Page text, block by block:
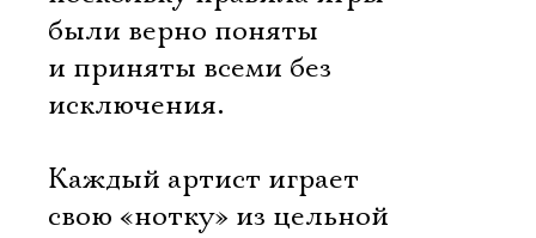
были верно поняты
и приняты всеми без
исключения.
Каждый артист играет
свою «нотку» из цельной